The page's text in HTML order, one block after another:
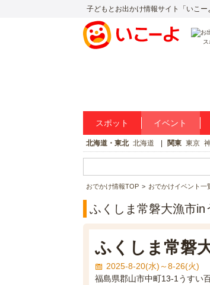
子どもとお出かけ情報サイト「いこ
ス
スポット イベント
北海道・東北 北海道 関東 東京
おでかけ情報TOP おでかけイベント一
ふくしま常磐大漁市in
ふくしま常磐
2025-8-20(水)～8-26(火)
福島県郡山市中町13-1うすい